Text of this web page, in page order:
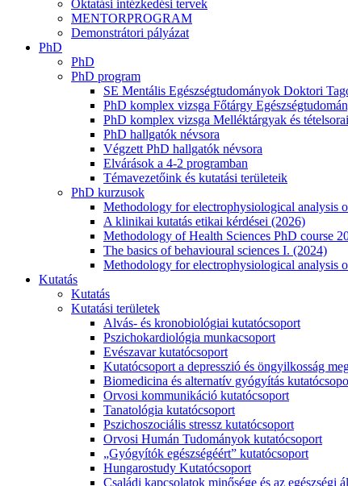
Oktatási intézkedési tervek
MENTORPROGRAM
Demonstrátori pályázat
PhD
PhD
PhD program
SE Mentális Egészségtudományok Doktori
PhD komplex vizsga Főtárgy
PhD komplex vizsga Melléktárgyak és tételsorai
PhD hallgatók névsora
Végzett PhD hallgatók névsora
Elvárások a 4-2 programban
Témavezetőink és kutatási területeik
PhD kurzusok
Methodology for electrophysiological analysis
A klinikai kutatás etikai kérdései (2026)
Methodology of Health Sciences PhD course
The basics of behavioural sciences I. (2024)
Methodology for electrophysiological analysis
Kutatás
Kutatás
Kutatási területek
Alvás- és kronobiológiai kutatócsoport
Pszichokardiológia munkacsoport
Evészavar kutatócsoport
Kutatócsoport a depresszió és öngyilkosság
Biomedicina és alternatív gyógyítás
Orvosi kommunikáció kutatócsoport
Tanatológia kutatócsoport
Pszichoszociális stressz kutatócsoport
Orvosi Humán Tudományok kutatócsoport
„Gyógyítók egészségéért” kutatócsoport
Hungarostudy Kutatócsoport
Családi kapcsolatok minősége és az egészségi